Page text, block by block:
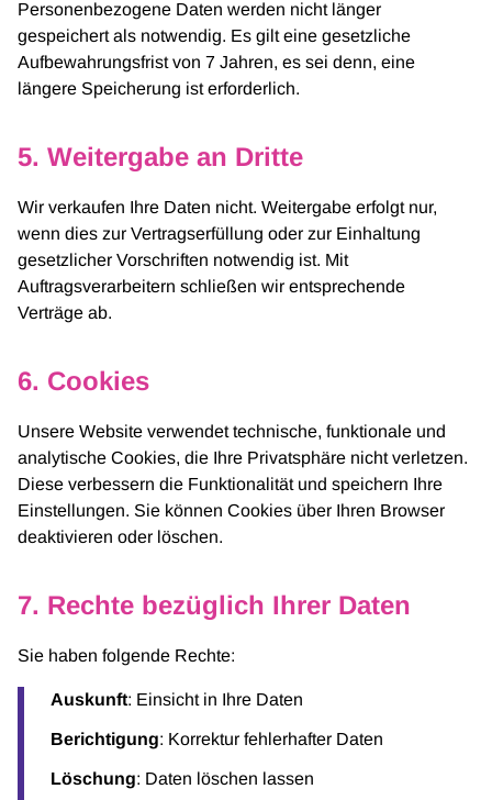
Personenbezogene Daten werden nicht länger
gespeichert als notwendig. Es gilt eine gesetzliche
Aufbewahrungsfrist von 7 Jahren, es sei denn, eine
längere Speicherung ist erforderlich.
5. Weitergabe an Dritte
Wir verkaufen Ihre Daten nicht. Weitergabe erfolgt nur,
wenn dies zur Vertragserfüllung oder zur Einhaltung
gesetzlicher Vorschriften notwendig ist. Mit
Auftragsverarbeitern schließen wir entsprechende
Verträge ab.
6. Cookies
Unsere Website verwendet technische, funktionale und
analytische Cookies, die Ihre Privatsphäre nicht verletzen.
Diese verbessern die Funktionalität und speichern Ihre
Einstellungen. Sie können Cookies über Ihren Browser
deaktivieren oder löschen.
7. Rechte bezüglich Ihrer Daten
Sie haben folgende Rechte:
Auskunft: Einsicht in Ihre Daten
Berichtigung: Korrektur fehlerhafter Daten
Löschung: Daten löschen lassen